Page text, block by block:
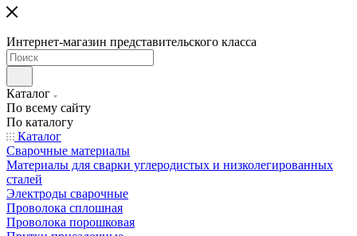
Интернет-магазин представительского класса
Каталог
По всему сайту
По каталогу
Каталог
Сварочные материалы
Материалы для сварки углеродистых и низколегированных
сталей
Электроды сварочные
Проволока сплошная
Проволока порошковая